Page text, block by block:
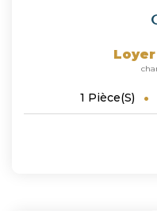
1 Pièce(s)